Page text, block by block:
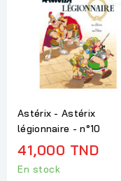
Astérix - Astérix
légionnaire - n°10
41,000 TND
En stock